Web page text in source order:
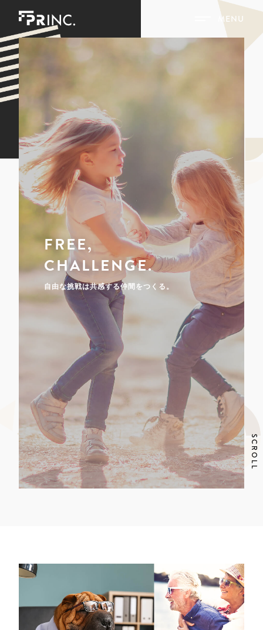
MENU
FREE,
CHALLENGE.
自由な挑戦は共感する仲間をつくる。
SCROLL